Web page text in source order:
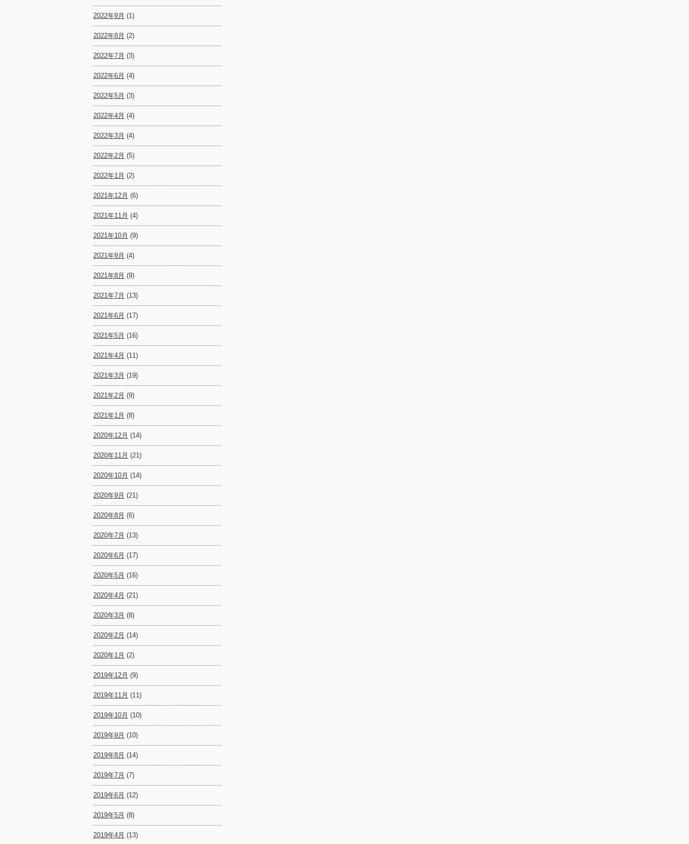
2022年9月 (1)
2022年8月 (2)
2022年7月 (3)
2022年6月 (4)
2022年5月 (3)
2022年4月 (4)
2022年3月 (4)
2022年2月 (5)
2022年1月 (2)
2021年12月 (6)
2021年11月 (4)
2021年10月 (9)
2021年9月 (4)
2021年8月 (9)
2021年7月 (13)
2021年6月 (17)
2021年5月 (16)
2021年4月 (11)
2021年3月 (19)
2021年2月 (9)
2021年1月 (8)
2020年12月 (14)
2020年11月 (21)
2020年10月 (14)
2020年9月 (21)
2020年8月 (6)
2020年7月 (13)
2020年6月 (17)
2020年5月 (16)
2020年4月 (21)
2020年3月 (8)
2020年2月 (14)
2020年1月 (2)
2019年12月 (9)
2019年11月 (11)
2019年10月 (10)
2019年9月 (10)
2019年8月 (14)
2019年7月 (7)
2019年6月 (12)
2019年5月 (8)
2019年4月 (13)